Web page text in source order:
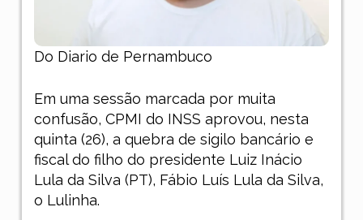
Do Diario de Pernambuco
Em uma sessão marcada por muita
confusão, CPMI do INSS aprovou, nesta
quinta (26), a quebra de sigilo bancário e
fiscal do filho do presidente Luiz Inácio
Lula da Silva (PT), Fábio Luís Lula da Silva,
o Lulinha.